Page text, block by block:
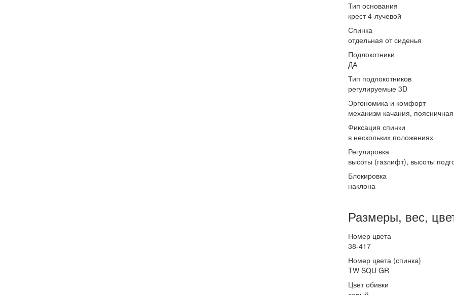
Тип основания
крест 4-лучевой
Спинка
отдельная от сиденья
Подлокотники
ДА
Тип подлокотников
регулируемые 3D
Эргономика и комфорт
механизм качания,
Фиксация спинки
в нескольких положениях
Регулировка
высоты (газлифт), высоты
Блокировка
наклона
Размеры, вес,
Номер цвета
38-417
Номер цвета (спинка)
TW SQU GR
Цвет обивки